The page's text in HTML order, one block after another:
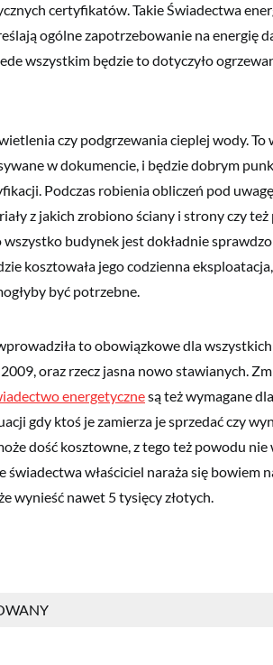
certyfikatów. Takie Świadectwa
ogólne zapotrzebowanie na energię
wszystkim będzie to dotyczyło
czy podgrzewania cieplej wody. To
w dokumencie, i będzie dobrym
Podczas robienia obliczeń pod
z jakich zrobiono ściany i strony czy
budynek jest dokładnie
kosztowała jego codzienna
być potrzebne.
to obowiązkowe dla
oraz rzecz jasna nowo stawianych.
energetycznesą też wymagane
gdy ktoś je zamierza je sprzedać czy
dość kosztowne, z tego też powodu
właściciel naraża się bowiem
wynieść nawet 5 tysięcy złotych.